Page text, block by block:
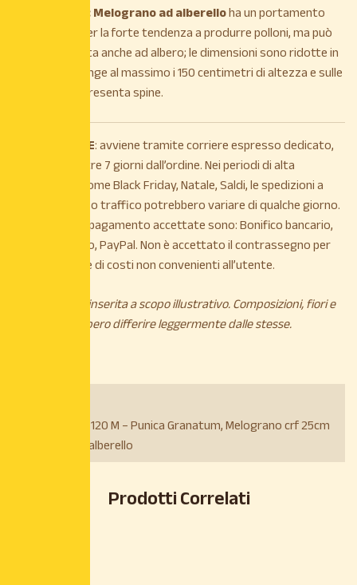
DESCRIZIONE: Melograno ad alberelloha un portamento
cespuglioso, per la forte tendenza a produrre polloni, ma può
essere coltivata anche ad albero; le dimensioni sono ridotte in
quanto raggiunge al massimo i 150 centimetri di altezza e sulle
ramificazioni presenta spine.
SPEDIZIONE: avviene tramite corriere espresso dedicato,
entro e non oltre 7 giorni dall’ordine. Nei periodi di alta
stagionalità, come Black Friday, Natale, Saldi, le spedizioni a
causa di intenso traffico potrebbero variare di qualche giorno.
Le modalità di pagamento accettate sono: Bonifico bancario,
Carta di credito, PayPal. Non è accettato il contrassegno per
maggiorazione di costi non convenienti all’utente.
*L’immagine è inserita a scopo illustrativo. Composizioni, fiori e
piante potrebbero differire leggermente dalle stesse.
Vaso 45Cm h. 120 M – Punica Granatum, Melograno crf 25cm
+ vaso 45 ad alberello
Prodotti Correlati